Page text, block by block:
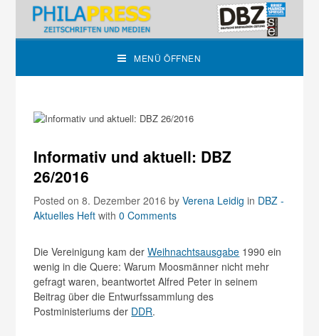
MENÜ ÖFFNEN
Informativ und aktuell: DBZ
26/2016
Posted on 8. Dezember 2016byVerena Leidig in DBZ -
Aktuelles Heft with0 Comments
Die Vereinigung kam derWeihnachtsausgabe 1990 ein
wenig in die Quere: Warum Moosmänner nicht mehr
gefragt waren, beantwortet Alfred Peter in seinem
Beitrag über die Entwurfssammlung des
Postministeriums der DDR.